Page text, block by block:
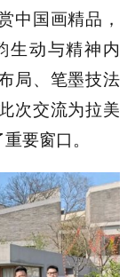
中国画精品，
生动与精神内
局、笔墨技法
次交流为拉美
要窗口。